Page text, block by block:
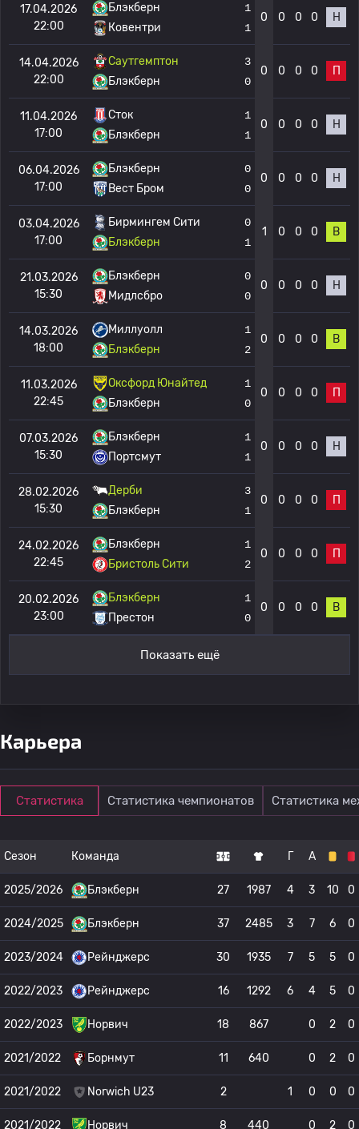
17.04.2026
22:00
Блэкберн
Ковентри
1
1
0 0 0 0 Н
14.04.2026
22:00
Саутгемптон
Блэкберн
3
0
0 0 0 0 П
11.04.2026
17:00
Сток
Блэкберн
1
1
0 0 0 0 Н
06.04.2026
17:00
Блэкберн
Вест Бром
0
0
0 0 0 0 Н
03.04.2026
17:00
Бирмингем Сити
Блэкберн
0
1
1 0 0 0 В
21.03.2026
15:30
Блэкберн
Мидлсбро
0
0
0 0 0 0 Н
14.03.2026
18:00
Миллуолл
Блэкберн
1
2
0 0 0 0 В
11.03.2026
22:45
Оксфорд Юнайтед
Блэкберн
1
0
0 0 0 0 П
07.03.2026
15:30
Блэкберн
Портсмут
1
1
0 0 0 0 Н
28.02.2026
15:30
Дерби
Блэкберн
3
1
0 0 0 0 П
24.02.2026
22:45
Блэкберн
Бристоль Сити
1
2
0 0 0 0 П
20.02.2026
23:00
Блэкберн
Престон
1
0
0 0 0 0 В
Показать ещё
Карьера
Статистика Статистика чемпионатов Статистика
Сезон Команда Г А
2025/2026 Блэкберн 27 1987 4 3 10 0
2024/2025 Блэкберн 37 2485 3 7 6 0
2023/2024 Рейнджерс 30 1935 7 5 5 0
2022/2023 Рейнджерс 16 1292 6 4 5 0
2022/2023 Норвич 18 867 0 2 0
2021/2022 Борнмут 11 640 0 2 0
2021/2022 Norwich U23 2 1 0 0 0
2021/2022 Норвич 8 440 0 2 0